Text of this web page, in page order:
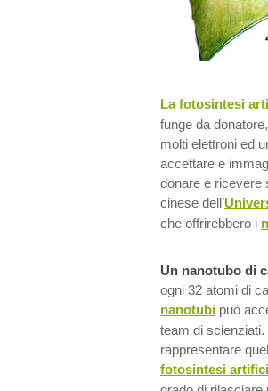
La fotosintesi
funge da
molti elettroni ed
accettare e
donare e ricevere
cinese dell’
che offrirebbero i
Un nanotubo di
ogni 32 atomi di
nanotubi può
team di scienziati.
rappresentare
fotosintesi